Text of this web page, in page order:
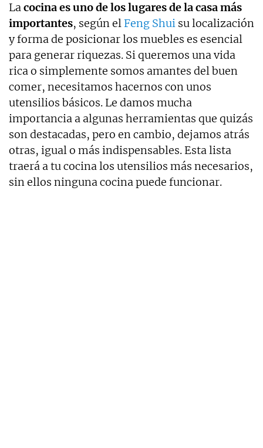
Lacocina es uno de los lugares de la casa más
importantes, según elFeng Shui su localización
y forma de posicionar los muebles es esencial
para generar riquezas. Si queremos una vida
rica o simplemente somos amantes del buen
comer, necesitamos hacernos con unos
utensilios básicos. Le damos mucha
importancia a algunas herramientas que quizás
son destacadas, pero en cambio, dejamos atrás
otras, igual o más indispensables. Esta lista
traerá a tu cocina los utensilios más necesarios,
sin ellos ninguna cocina puede funcionar.